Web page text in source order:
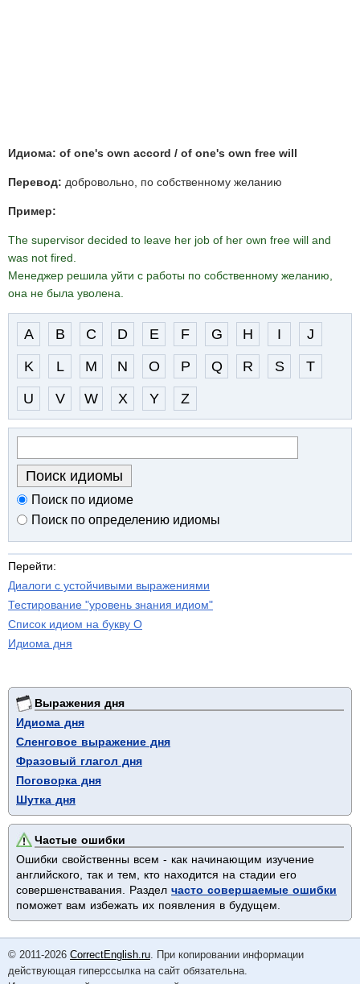
Идиома: of one's own accord / of one's own free will
Перевод: добровольно, по собственному желанию
Пример:
The supervisor decided to leave her job of her own free will and
was not fired.
Менеджер решила уйти с работы по собственному желанию,
она не была уволена.
A B C D E F G H I
J
K
L M N O P Q R S
T
U
V W X Y Z
Поиск по идиоме
Поиск по определению идиомы
Перейти:
Диалоги с устойчивыми выражениями
Тестирование "уровень знания идиом"
Список идиом на букву O
Идиома дня
Выражения дня
Идиома дня
Сленговое выражение дня
Фразовый глагол дня
Поговорка дня
Шутка дня
Частые ошибки
Ошибки свойственны всем - как начинающим изучение
английского, так и тем, кто находится на стадии его
совершенствавания. Раздел часто совершаемые ошибки
поможет вам избежать их появления в будущем.
© 2011-2026 CorrectEnglish.ru. При копировании информации
действующая гиперссылка на сайт обязательна.